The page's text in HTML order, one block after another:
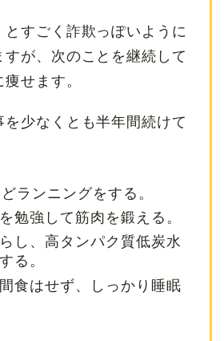
とすごく詐欺っぽいように
すが、次のことを継続して
せます。
を少なくとも半年間続けて
ランニングをする。
勉強して筋肉を鍛える。
し、高タンパク質低炭水
る。
食はせず、しっかり睡眠